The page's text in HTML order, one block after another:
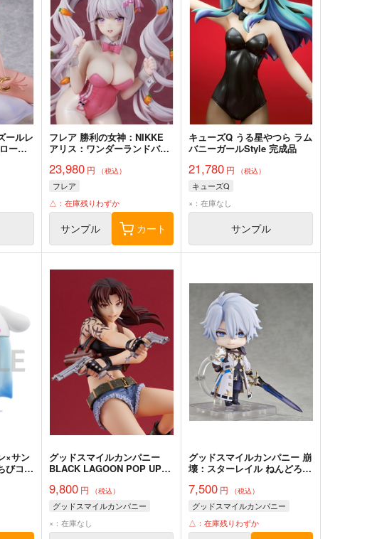
ールレ
ー・
フレア 勝利の女神：NIKKE
アリス：ワンダーランドバニ
23,980 円 （税込）
フレア
△：在庫残りわずか
サンプル カート
キューズQ うる星やつら ラム
バニーガールStyle 完成品
21,780 円 （税込）
キューズQ
×：在庫なし
サンプル
×サン
びコレ
リア
グッドスマイルカンパニー
BLACK LAGOON POP UP
品
9,800 円 （税込）
グッドスマイルカンパニー
×：在庫なし
グッドスマイルカンパニー 崩
壊：スターレイル ねんどろい
7,500 円 （税込）
グッドスマイルカンパニー
△：在庫残りわずか